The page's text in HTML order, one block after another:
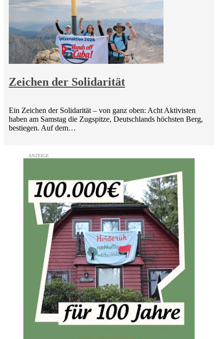
Zeichen der Solidarität
Ein Zeichen der Solidarität – von ganz oben: Acht Aktivisten
haben am Samstag die Zugspitze, Deutschlands höchsten Berg,
bestiegen. Auf dem…